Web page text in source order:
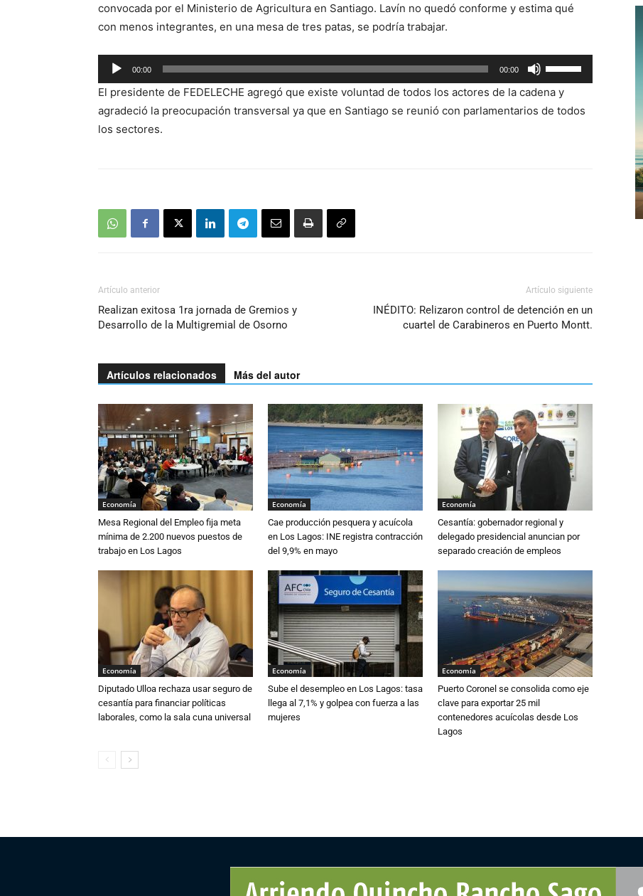
arriba/abajo
aumentar
o
disminuir
el
convocada por el Ministerio de Agricultura en Santiago. Lavín no quedó conforme y estima qué
con menos integrantes, en una mesa de tres patas, se podría trabajar.
Reproductor
de
audio
00:00 00:00
las
teclas
de
El presidente de FEDELECHE agregó que existe voluntad de todos los actores de la cadena y
agradeció la preocupación transversal ya que en Santiago se reunió con parlamentarios de todos
los sectores.
Artículo anterior
Realizan exitosa 1ra jornada de Gremios y
Desarrollo de la Multigremial de Osorno
Artículo siguiente
INÉDITO: Relizaron control de detención en un
cuartel de Carabineros en Puerto Montt.
Artículos relacionados Más del autor
Economía
Mesa Regional del Empleo fija meta
mínima de 2.200 nuevos puestos de
trabajo en Los Lagos
Economía
Cae producción pesquera y acuícola
en Los Lagos: INE registra contracción
del 9,9% en mayo
Economía
Cesantía: gobernador regional y
delegado presidencial anuncian por
separado creación de empleos
Economía
Diputado Ulloa rechaza usar seguro de
cesantía para financiar políticas
laborales, como la sala cuna universal
Economía
Sube el desempleo en Los Lagos: tasa
llega al 7,1% y golpea con fuerza a las
mujeres
Economía
Puerto Coronel se consolida como eje
clave para exportar 25 mil
contenedores acuícolas desde Los
Lagos